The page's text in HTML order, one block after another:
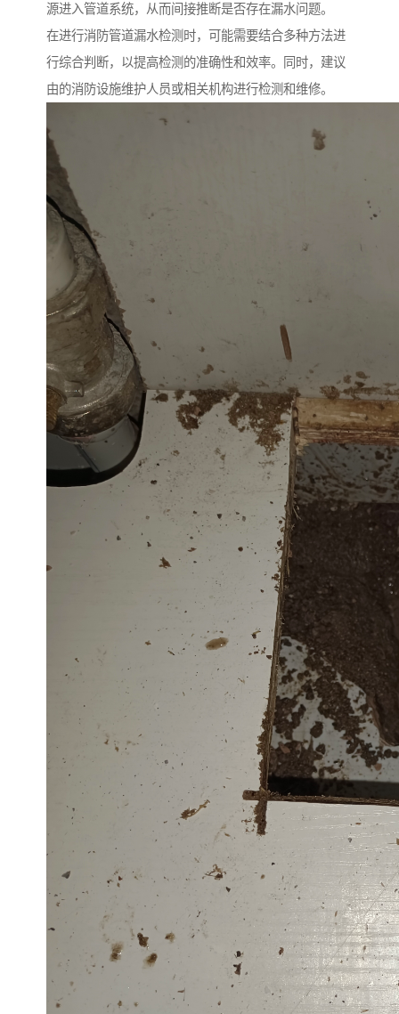
源进入管道系统，从而间接推断是否存在漏水问题。
在进行消防管道漏水检测时，可能需要结合多种方法进
行综合判断，以提高检测的准确性和效率。同时，建议
由的消防设施维护人员或相关机构进行检测和维修。